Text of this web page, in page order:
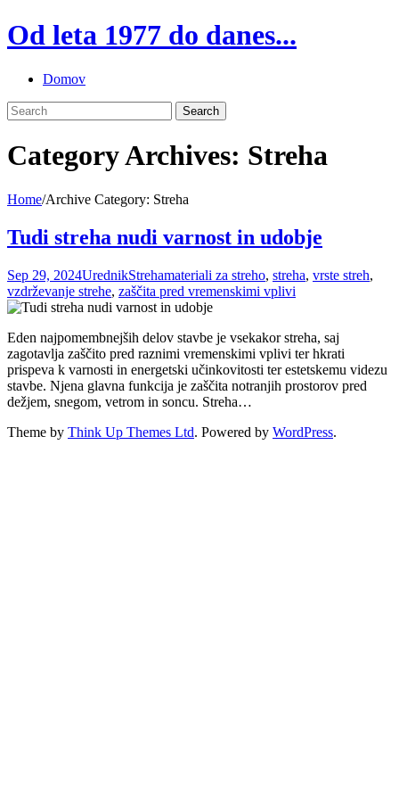
Skip
to
Od leta 1977 do danes...
Domov
Category Archives: Streha
Home/Archive Category: Streha
Tudi streha nudi varnost in udobje
Sep 29, 2024UrednikStrehamateriali za streho, streha, vrste streh,
vzdrževanje strehe, zaščita pred vremenskimi vplivi
Eden najpomembnejših delov stavbe je vsekakor streha, saj
zagotavlja zaščito pred raznimi vremenskimi vplivi ter hkrati
prispeva k varnosti in energetski učinkovitosti ter estetskemu videzu
stavbe. Njena glavna funkcija je zaščita notranjih prostorov pred
dežjem, snegom, vetrom in soncu. Streha…
Theme by Think Up Themes Ltd. Powered by WordPress.